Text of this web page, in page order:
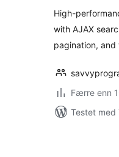
High-
with AJAX
pagination,
Færre enn
Testet med